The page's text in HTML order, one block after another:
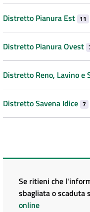
Distretto Pianura Est 11
Distretto Pianura Ovest
Distretto Reno, Lavino e
Distretto Savena Idice 7
Se ritieni che
sbagliata o scaduta
online